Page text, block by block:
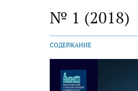
№ 1 (2018)
СОДЕРЖАНИЕ